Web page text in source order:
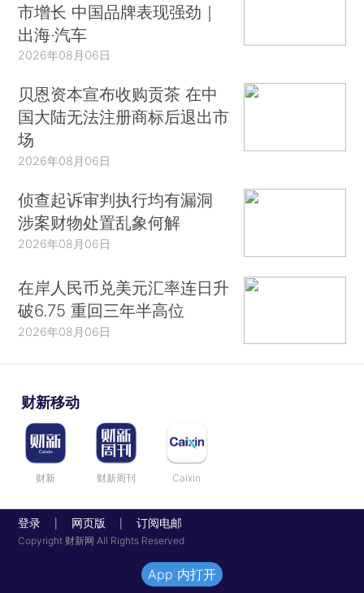
市增长 中国品牌表现强劲｜
出海·汽车
2026年08月06日
贝恩资本宣布收购贡茶 在中
国大陆无法注册商标后退出市
场
2026年08月06日
侦查起诉审判执行均有漏洞
涉案财物处置乱象何解
2026年08月06日
在岸人民币兑美元汇率连日升
破6.75 重回三年半高位
2026年08月06日
财新移动
财新 财新周刊 Caixin
登录 网页版 订阅电邮
Copyright 财新网 All Rights Reserved
App 内打开